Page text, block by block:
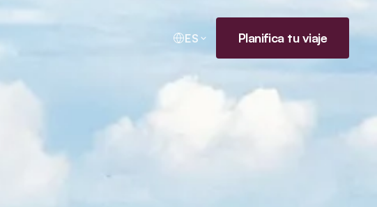
ES Planifica tu viaje